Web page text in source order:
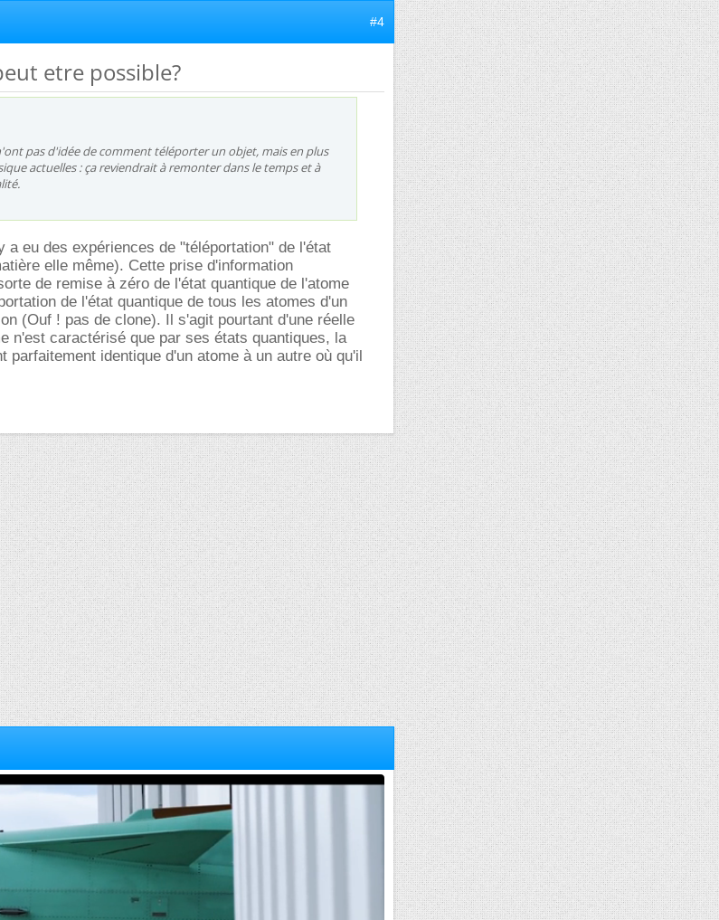
#4
etre possible?
pas d'idée de comment téléporter un objet, mais en plus
actuelles : ça reviendrait à remonter dans le temps et à
a eu des expériences de "téléportation" de l'état
elle même). Cette prise d'information
de remise à zéro de l'état quantique de l'atome
de l'état quantique de tous les atomes d'un
(Ouf ! pas de clone). Il s'agit pourtant d'une réelle
n'est caractérisé que par ses états quantiques, la
parfaitement identique d'un atome à un autre où qu'il